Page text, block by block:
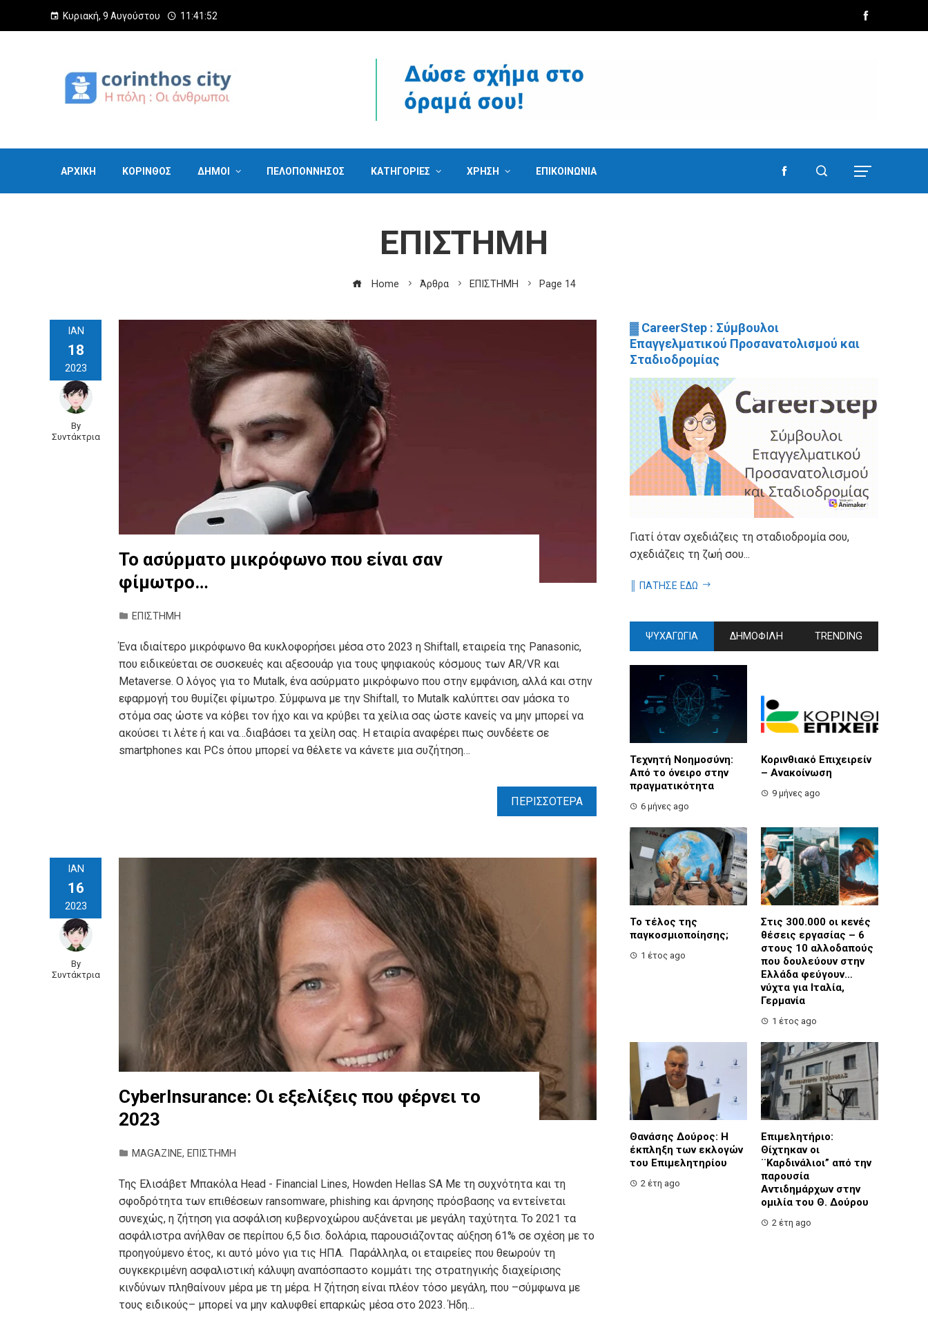
Κυριακή, 9 Αυγούστου 11:41:53
ΑΡΧΙΚΗ ΚΟΡΙΝΘΟΣ ΔΗΜΟΙ ΠΕΛΟΠΟΝΝΗΣΟΣ ΚΑΤΗΓΟΡΙΕΣ ΧΡΗΣΗ ΕΠΙΚΟΙΝΩΝΙΑ
ΕΠΙΣΤΗΜΗ
Home Άρθρα ΕΠΙΣΤΗΜΗ Page 14
ΙΑΝ
18
2023
By
Συντάκτρια
Το ασύρματο μικρόφωνο που είναι σαν
φίμωτρο…
ΕΠΙΣΤΗΜΗ
Ένα ιδιαίτερο μικρόφωνο θα κυκλοφορήσει μέσα στο 2023 η Shiftall, εταιρεία της Panasonic,
που ειδικεύεται σε συσκευές και αξεσουάρ για τους ψηφιακούς κόσμους των AR/VR και
Metaverse. Ο λόγος για το Mutalk, ένα ασύρματο μικρόφωνο που στην εμφάνιση, αλλά και στην
εφαρμογή του θυμίζει φίμωτρο. Σύμφωνα με την Shiftall, το Mutalk καλύπτει σαν μάσκα το
στόμα σας ώστε να κόβει τον ήχο και να κρύβει τα χείλια σας ώστε κανείς να μην μπορεί να
ακούσει τι λέτε ή και να…διαβάσει τα χείλη σας. Η εταιρία αναφέρει πως συνδέετε σε
smartphones και PCs όπου μπορεί να θέλετε να κάνετε μια συζήτηση…
ΠΕΡΙΣΣΟΤΕΡΑ
ΙΑΝ
16
2023
By
Συντάκτρια
CyberInsurance: Οι εξελίξεις που φέρνει το
2023
MAGAZINE, ΕΠΙΣΤΗΜΗ
Tης Ελισάβετ Μπακόλα Head - Financial Lines, Howden Hellas SA Με τη συχνότητα και τη
σφοδρότητα των επιθέσεων ransomware, phishing και άρνησης πρόσβασης να εντείνεται
συνεχώς, η ζήτηση για ασφάλιση κυβερνοχώρου αυξάνεται µε µεγάλη ταχύτητα. Το 2021 τα
ασφάλιστρα ανήλθαν σε περίπου 6,5 δισ. δολάρια, παρουσιάζοντας αύξηση 61% σε σχέση µε το
προηγούµενο έτος, κι αυτό µόνο για τις ΗΠΑ. Παράλληλα, οι εταιρείες που θεωρούν τη
συγκεκριµένη ασφαλιστική κάλυψη αναπόσπαστο κοµµάτι της στρατηγικής διαχείρισης
κινδύνων πληθαίνουν µέρα µε τη µέρα. Η ζήτηση είναι πλέον τόσο µεγάλη, που –σύµφωνα µε
τους ειδικούς– µπορεί να µην καλυφθεί επαρκώς µέσα στο 2023. Ήδη…
▓ CareerStep : Σύμβουλοι
Επαγγελματικού Προσανατολισμού και
Σταδιοδρομίας
Γιατί όταν σχεδιάζεις τη σταδιοδρομία σου,
σχεδιάζεις τη ζωή σου...
║ ΠΑΤΗΣΕ ΕΔΩ
ΨΥΧΑΓΩΓΙΑ ΔΗΜΟΦΙΛΗ TRENDING
Τεχνητή Νοημοσύνη:
Από το όνειρο στην
πραγματικότητα
6 μήνες ago
Κορινθιακό Επιχειρείν
– Ανακοίνωση
9 μήνες ago
Το τέλος της
παγκοσμιοποίησης;
1 έτος ago
Στις 300.000 οι κενές
θέσεις εργασίας – 6
στους 10 αλλοδαπούς
που δουλεύουν στην
Ελλάδα φεύγουν…
νύχτα για Ιταλία,
Γερμανία
1 έτος ago
Θανάσης Δούρος: Η
έκπληξη των εκλογών
του Επιμελητηρίου
2 έτη ago
Επιμελητήριο:
Θίχτηκαν οι
¨Καρδινάλιοι” από την
παρουσία
Αντιδημάρχων στην
ομιλία του Θ. Δούρου
2 έτη ago